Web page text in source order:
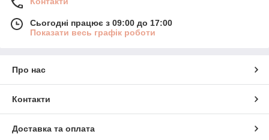
Сьогодні працює з 09:00 до 17:00
Показати весь графік роботи
Про нас
Контакти
Доставка та оплата